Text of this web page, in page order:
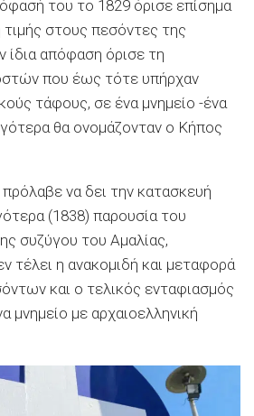
του το 1829 όρισε επίσημα
στους πεσόντες της
ίδια απόφαση όρισε τη
που έως τότε υπήρχαν
τάφους, σε ένα μνημείο -ένα
θα ονομάζονταν ο Κήπος
να δει την κατασκευή
(1838) παρουσία του
συζύγου του Αμαλίας,
τέλει η ανακομιδή και μεταφορά
και ο τελικός ενταφιασμός
μνημείο με αρχαιοελληνική